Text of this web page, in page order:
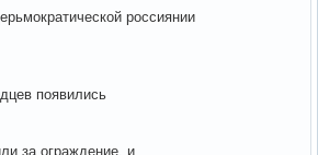
россиянии
появились
за ограждение. и